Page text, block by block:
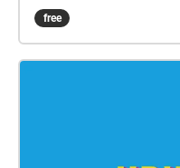
Chadwick-Jones
Lazzaruolo (Notturno
free